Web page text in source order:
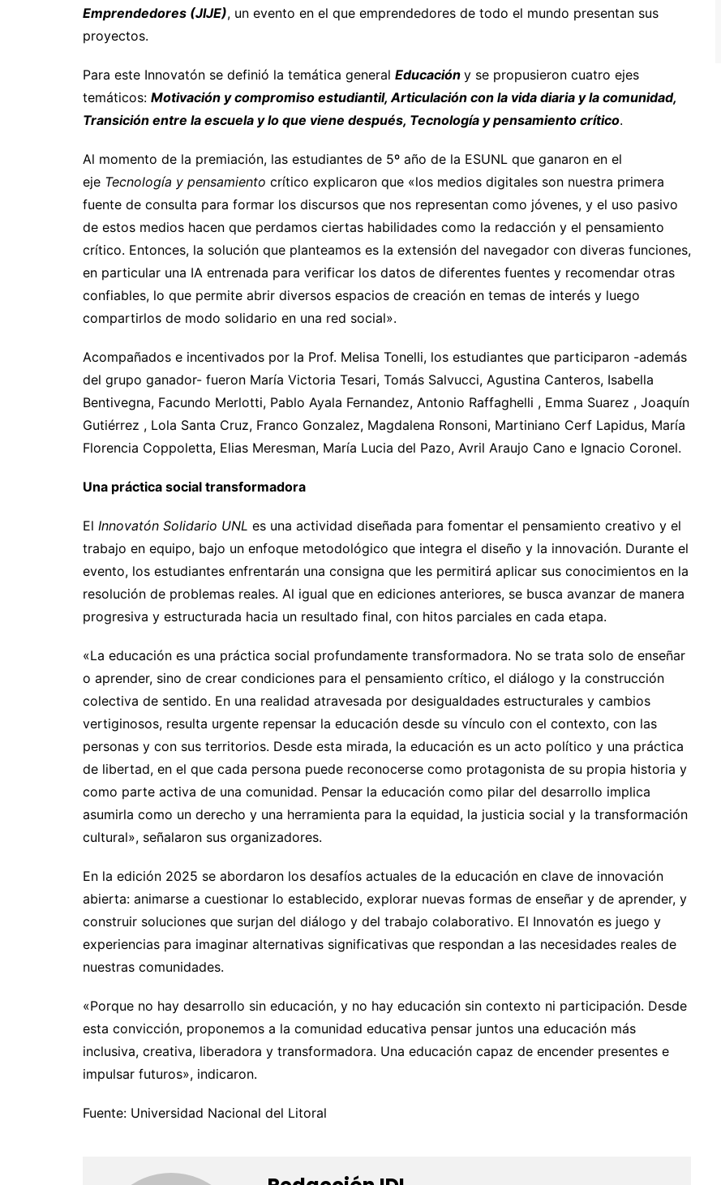
Emprendedores (JIJE), un evento en el que emprendedores de todo el mundo presentan sus
proyectos.
Para este Innovatón se definió la temática general Educación y se propusieron cuatro ejes
temáticos: Motivación y compromiso estudiantil, Articulación con la vida diaria y la comunidad,
Transición entre la escuela y lo que viene después, Tecnología y pensamiento crítico.
Al momento de la premiación, las estudiantes de 5º año de la ESUNL que ganaron en el
eje Tecnología y pensamiento crítico explicaron que «los medios digitales son nuestra primera
fuente de consulta para formar los discursos que nos representan como jóvenes, y el uso pasivo
de estos medios hacen que perdamos ciertas habilidades como la redacción y el pensamiento
crítico. Entonces, la solución que planteamos es la extensión del navegador con diveras funciones,
en particular una IA entrenada para verificar los datos de diferentes fuentes y recomendar otras
confiables, lo que permite abrir diversos espacios de creación en temas de interés y luego
compartirlos de modo solidario en una red social».
Acompañados e incentivados por la Prof. Melisa Tonelli, los estudiantes que participaron -además
del grupo ganador- fueron María Victoria Tesari, Tomás Salvucci, Agustina Canteros, Isabella
Bentivegna, Facundo Merlotti, Pablo Ayala Fernandez, Antonio Raffaghelli , Emma Suarez , Joaquín
Gutiérrez , Lola Santa Cruz, Franco Gonzalez, Magdalena Ronsoni, Martiniano Cerf Lapidus, María
Florencia Coppoletta, Elias Meresman, María Lucia del Pazo, Avril Araujo Cano e Ignacio Coronel.
Una práctica social transformadora
El Innovatón Solidario UNL es una actividad diseñada para fomentar el pensamiento creativo y el
trabajo en equipo, bajo un enfoque metodológico que integra el diseño y la innovación. Durante el
evento, los estudiantes enfrentarán una consigna que les permitirá aplicar sus conocimientos en la
resolución de problemas reales. Al igual que en ediciones anteriores, se busca avanzar de manera
progresiva y estructurada hacia un resultado final, con hitos parciales en cada etapa.
«La educación es una práctica social profundamente transformadora. No se trata solo de enseñar
o aprender, sino de crear condiciones para el pensamiento crítico, el diálogo y la construcción
colectiva de sentido. En una realidad atravesada por desigualdades estructurales y cambios
vertiginosos, resulta urgente repensar la educación desde su vínculo con el contexto, con las
personas y con sus territorios. Desde esta mirada, la educación es un acto político y una práctica
de libertad, en el que cada persona puede reconocerse como protagonista de su propia historia y
como parte activa de una comunidad. Pensar la educación como pilar del desarrollo implica
asumirla como un derecho y una herramienta para la equidad, la justicia social y la transformación
cultural», señalaron sus organizadores.
En la edición 2025 se abordaron los desafíos actuales de la educación en clave de innovación
abierta: animarse a cuestionar lo establecido, explorar nuevas formas de enseñar y de aprender, y
construir soluciones que surjan del diálogo y del trabajo colaborativo. El Innovatón es juego y
experiencias para imaginar alternativas significativas que respondan a las necesidades reales de
nuestras comunidades.
«Porque no hay desarrollo sin educación, y no hay educación sin contexto ni participación. Desde
esta convicción, proponemos a la comunidad educativa pensar juntos una educación más
inclusiva, creativa, liberadora y transformadora. Una educación capaz de encender presentes e
impulsar futuros», indicaron.
Fuente: Universidad Nacional del Litoral